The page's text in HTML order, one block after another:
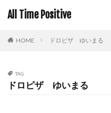
All Time Positive
HOME ドロピザ ゆいまる
TAG
ドロピザ ゆいまる